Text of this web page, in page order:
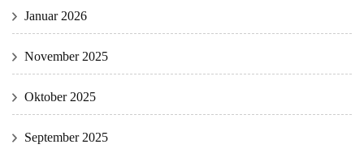
Januar 2026
November 2025
Oktober 2025
September 2025